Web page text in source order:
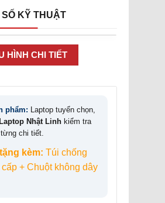
(09xxxx1206) đã mua
huỳnh Thị Ngọc Phương
(09xxxx6588) đã mua
ngày trước
Lê Khắc Sinh
(09xxxx5005) đã mua
ngày trước
SỐ KỸ THUẬT
HÌNH CHI TIẾT
phẩm: Laptop tuyển chọn,
Laptop Nhật Linh kiểm tra
chi tiết.
kèm: Túi chống
+ Chuột không dây